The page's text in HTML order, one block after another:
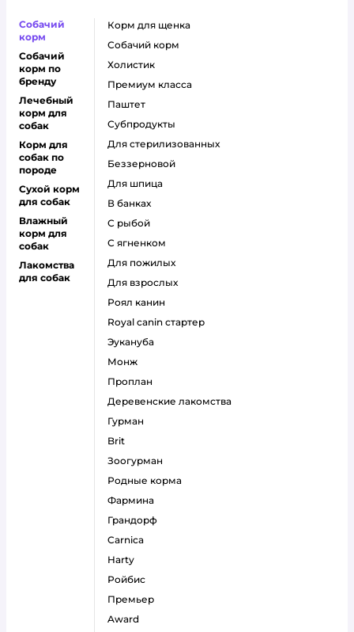
Собачий
корм
Собачий
корм по
бренду
Лечебный
корм для
собак
Корм для
собак по
породе
Сухой корм
для собак
Влажный
корм для
собак
Лакомства
для собак
корм для щенка
собачий корм
холистик
премиум класса
паштет
субпродукты
для стерилизованных
беззерновой
для шпица
в банках
с рыбой
с ягненком
для пожилых
для взрослых
роял канин
Royal canin стартер
эукануба
монж
проплан
деревенские лакомства
гурман
brit
зоогурман
родные корма
фармина
грандорф
carnica
harty
ройбис
премьер
award